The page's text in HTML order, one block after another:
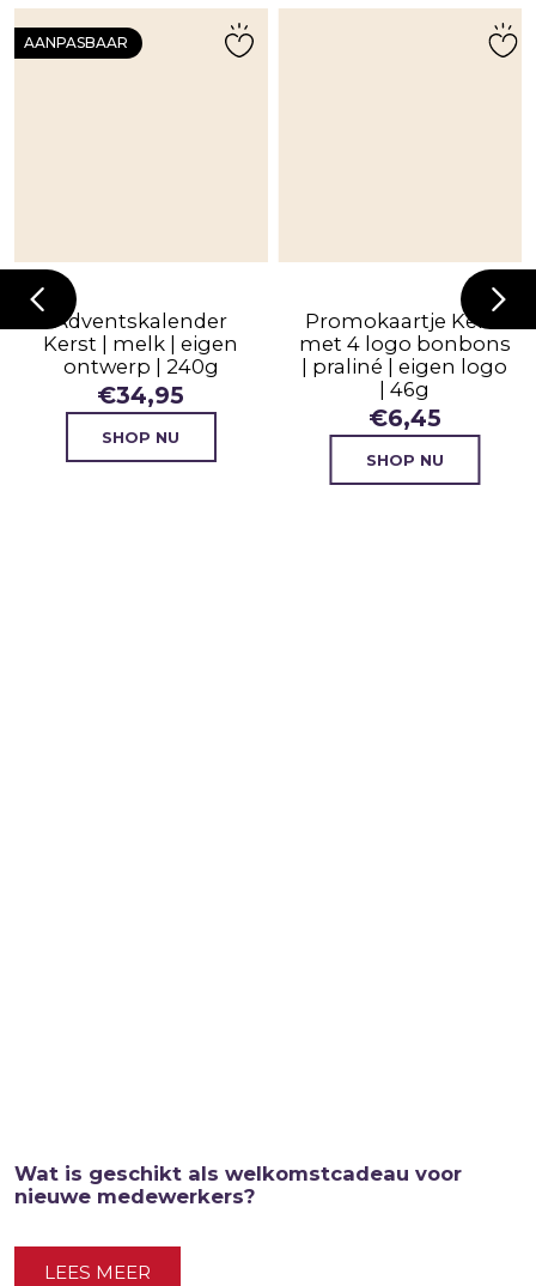
AANPASBAAR
Adventskalender
Kerst | melk | eigen
ontwerp | 240g
€34,95
SHOP NU
Promokaartje Kerst
met 4 logo bonbons
| praliné | eigen logo
| 46g
€6,45
SHOP NU
Wat is geschikt als welkomstcadeau voor
nieuwe medewerkers?
LEES MEER